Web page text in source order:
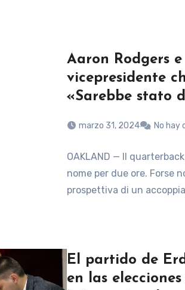
Aaron Rodgers
vicepresidente
«Sarebbe stato
marzo 31, 2024 No hay
OAKLAND — Il
nome per due ore. Forse
prospettiva di un
El partido de
en las